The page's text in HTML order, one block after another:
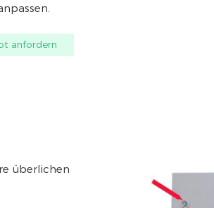
anfordern
überlichen